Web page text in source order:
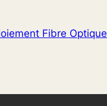
Fibre Optique